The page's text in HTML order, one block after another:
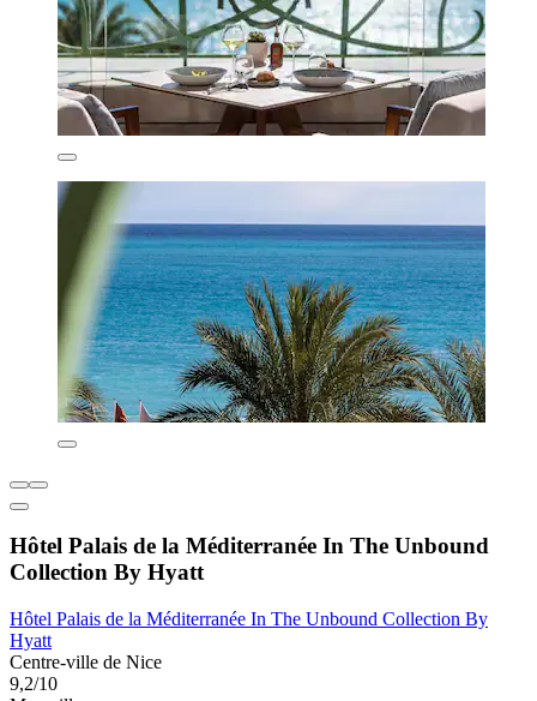
Hôtel Palais de la Méditerranée In The Unbound
Collection By Hyatt
Hôtel Palais de la Méditerranée In The Unbound Collection By
Hyatt
Centre-ville de Nice
9,2/10